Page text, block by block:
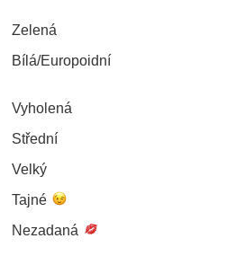
Zelená
Bílá/Europoidní
Vyholená
Střední
Velký
Tajné
Nezadaná